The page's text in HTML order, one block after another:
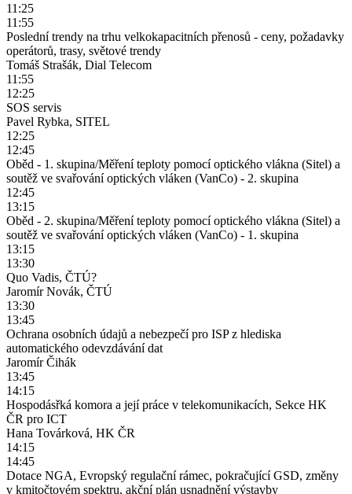
11:25
11:55
Poslední trendy na trhu velkokapacitních přenosů - ceny, požadavky
operátorů, trasy, světové trendy
Tomáš Strašák, Dial Telecom
11:55
12:25
SOS servis
Pavel Rybka, SITEL
12:25
12:45
Oběd - 1. skupina/Měření teploty pomocí optického vlákna (Sitel) a
soutěž ve svařování optických vláken (VanCo) - 2. skupina
12:45
13:15
Oběd - 2. skupina/Měření teploty pomocí optického vlákna (Sitel) a
soutěž ve svařování optických vláken (VanCo) - 1. skupina
13:15
13:30
Quo Vadis, ČTÚ?
Jaromír Novák, ČTÚ
13:30
13:45
Ochrana osobních údajů a nebezpečí pro ISP z hlediska
automatického odevzdávání dat
Jaromír Čihák
13:45
14:15
Hospodásřká komora a její práce v telekomunikacích, Sekce HK
ČR pro ICT
Hana Továrková, HK ČR
14:15
14:45
Dotace NGA, Evropský regulační rámec, pokračující GSD, změny
v kmitočtovém spektru, akční plán usnadnění výstavby